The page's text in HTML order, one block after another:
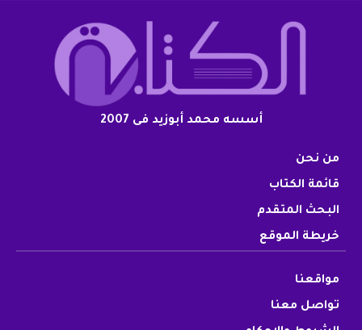
أسسه محمد أبوزيد فى 2007
من نحن
قائمة الكتاب
البحث المتقدم
خريطة الموقع
مواقعنا
تواصل معنا